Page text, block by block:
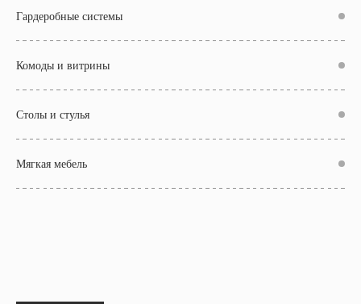
Гардеробные системы
Комоды и витрины
Столы и стулья
Мягкая мебель